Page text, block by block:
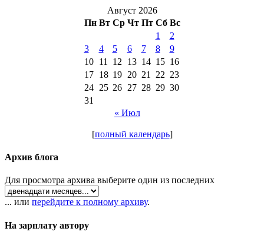
Август 2026
Пн Вт Ср Чт Пт Сб Вс
1
2
3
4 5 6 7 8
9
10
11 12 13 14 15 16
17
18 19 20 21 22 23
24
25 26 27 28 29 30
31
« Июл
[полный календарь]
Архив блога
Для просмотра архива выберите один из последних
... или перейдите к полному архиву.
На зарплату автору